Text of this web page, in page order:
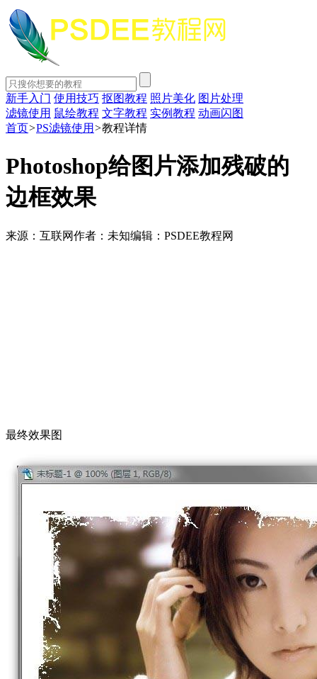
新手入门 使用技巧 抠图教程 照片美化 图片处理
滤镜使用 鼠绘教程 文字教程 实例教程 动画闪图
首页>PS滤镜使用 >教程详情
Photoshop给图片添加残破的
边框效果
来源：互联网作者：未知编辑：PSDEE教程网
最终效果图